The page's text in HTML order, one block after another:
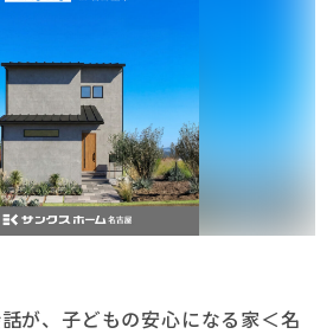
が、子どもの安心になる家＜名